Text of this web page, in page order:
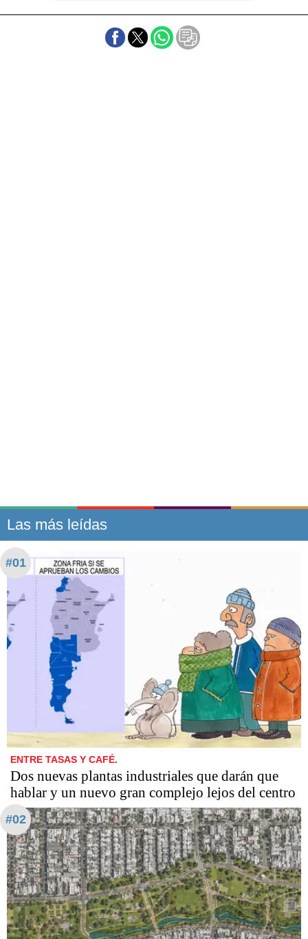
Las más leídas
#01
ENTRE TASAS Y CAFÉ.
Dos nuevas plantas industriales que darán que
hablar y un nuevo gran complejo lejos del centro
#02